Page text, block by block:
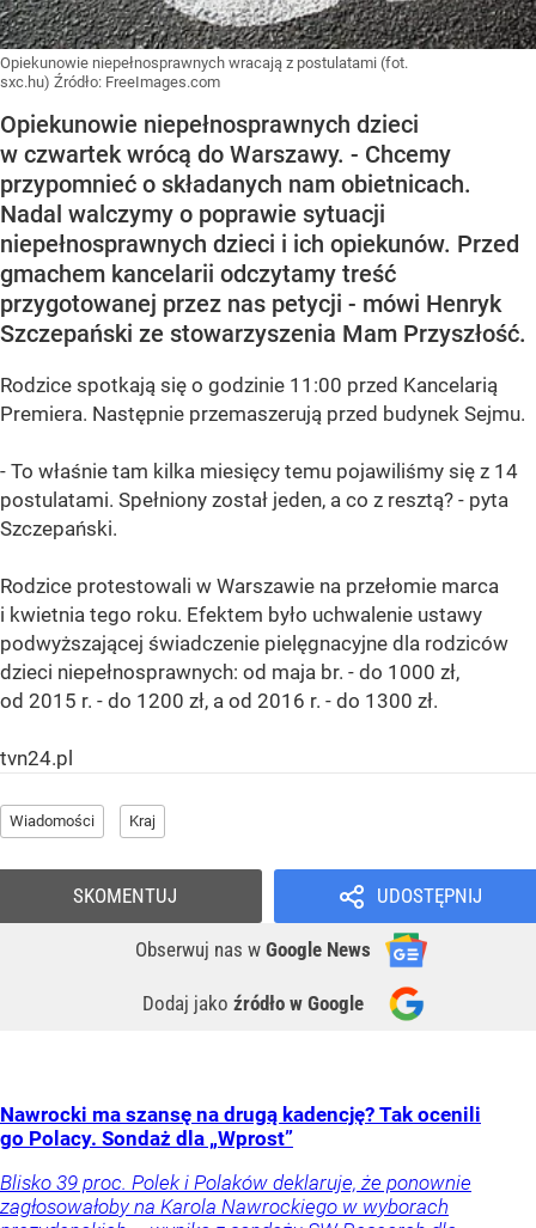
Opiekunowie niepełnosprawnych wracają z postulatami (fot.
sxc.hu) Źródło: FreeImages.com
Opiekunowie niepełnosprawnych dzieci
w czwartek wrócą do Warszawy. - Chcemy
przypomnieć o składanych nam obietnicach.
Nadal walczymy o poprawie sytuacji
niepełnosprawnych dzieci i ich opiekunów. Przed
gmachem kancelarii odczytamy treść
przygotowanej przez nas petycji - mówi Henryk
Szczepański ze stowarzyszenia Mam Przyszłość.
Rodzice spotkają się o godzinie 11:00 przed Kancelarią
Premiera. Następnie przemaszerują przed budynek Sejmu.
- To właśnie tam kilka miesięcy temu pojawiliśmy się z 14
postulatami. Spełniony został jeden, a co z resztą? - pyta
Szczepański.
Rodzice protestowali w Warszawie na przełomie marca
i kwietnia tego roku. Efektem było uchwalenie ustawy
podwyższającej świadczenie pielęgnacyjne dla rodziców
dzieci niepełnosprawnych: od maja br. - do 1000 zł,
od 2015 r. - do 1200 zł, a od 2016 r. - do 1300 zł.
tvn24.pl
Wiadomości Kraj
UDOSTĘPNIJ
Obserwuj nas w Google News
Dodaj jako źródło w Google
SKOMENTUJ
Nawrocki ma szansę na drugą kadencję? Tak ocenili
go Polacy. Sondaż dla „Wprost”
Blisko 39 proc. Polek i Polaków deklaruje, że ponownie
zagłosowałoby na Karola Nawrockiego w wyborach